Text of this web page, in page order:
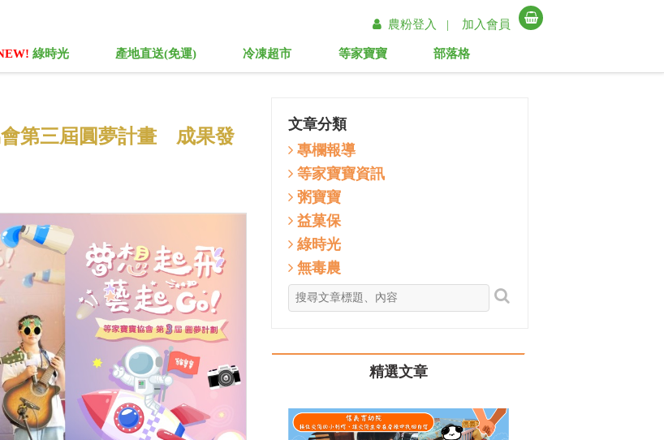
農粉登入 | 加入會員
綠時光 產地直送(免運) 冷凍超市 等家寶寶 部落格
會第三屆圓夢計畫 成果發
文章分類
專欄報導
等家寶寶資訊
粥寶寶
益菓保
綠時光
無毒農
精選文章